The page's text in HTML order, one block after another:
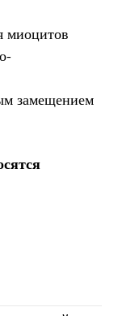
миоцитов
замещением